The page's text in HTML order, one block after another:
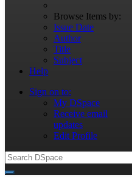
Browse Items by:
Issue Date
Author
Title
Subject
Help
Sign on to:
My DSpace
Receive email
updates
Edit Profile